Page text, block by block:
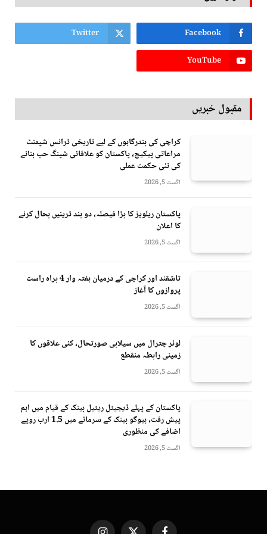
Facebook
Twitter
YouTube
مقبول خبریں
کراچی کی بندرگاہوں کے لیے تاریخی ٹرانس شپمنٹ
مراعاتی پیکیج، پاکستان کو علاقائی شپنگ حب بنانے
کی نئی حکمت عملی
اگست 5, 2026
پاکستان ریلویز کا بڑا فیصلہ، دو بند ٹرینیں بحال کرنے
کا اعلان
اگست 5, 2026
تاشقند اور کراچی کے درمیان ہفتہ وار 4 براہ راست
پروازوں کا آغاز
اگست 5, 2026
لوئر چترال میں سیلابی صورتحال، کئی علاقوں کا
زمینی رابطہ منقطع
اگست 5, 2026
پاکستان کے پہلے ڈیجیٹل ریٹیل بینک کے قیام میں اہم
پیش رفت، ہیوگو بینک کے سرمائے میں 1.5 ارب روپے
اضافے کی منظوری
اگست 5, 2026